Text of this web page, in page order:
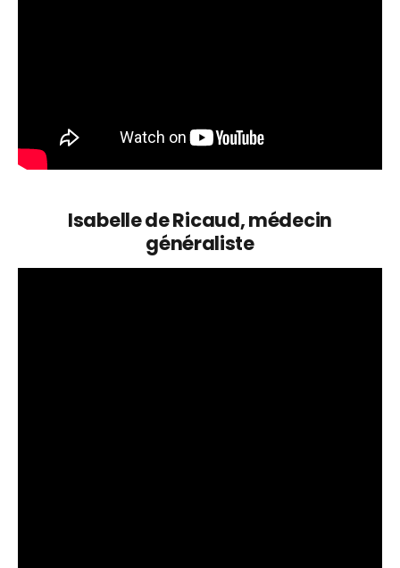
Isabelle de Ricaud, médecin
généraliste